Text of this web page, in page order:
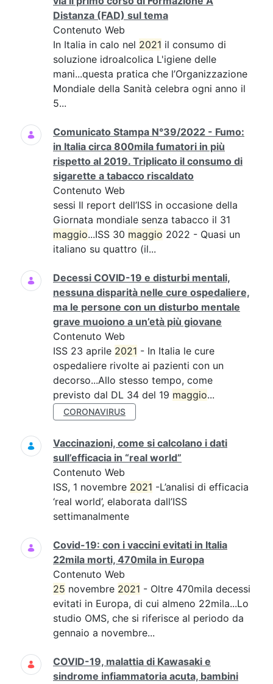
Distanza (FAD) sul tema
Contenuto Web
In Italia in calo nel 2021 il consumo di
soluzione idroalcolica L'igiene delle
mani...questa pratica che l’Organizzazione
Mondiale della Sanità celebra ogni anno il
5...
Comunicato Stampa N°39/2022 - Fumo:
in Italia circa 800mila fumatori in più
rispetto al 2019. Triplicato il consumo di
sigarette a tabacco riscaldato
Contenuto Web
sessi Il report dell’ISS in occasione della
Giornata mondiale senza tabacco il 31
maggio...ISS 30 maggio 2022 - Quasi un
italiano su quattro (il...
Decessi COVID-19 e disturbi mentali,
nessuna disparità nelle cure ospedaliere,
ma le persone con un disturbo mentale
grave muoiono a un’età più giovane
Contenuto Web
ISS 23 aprile 2021 - In Italia le cure
ospedaliere rivolte ai pazienti con un
decorso...Allo stesso tempo, come
previsto dal DL 34 del 19 maggio...
CORONAVIRUS
Vaccinazioni, come si calcolano i dati
sull’efficacia in “real world”
Contenuto Web
ISS, 1 novembre 2021 -L’analisi di efficacia
‘real world’, elaborata dall’ISS
settimanalmente
Covid-19: con i vaccini evitati in Italia
22mila morti, 470mila in Europa
Contenuto Web
25 novembre 2021 - Oltre 470mila decessi
evitati in Europa, di cui almeno 22mila...Lo
studio OMS, che si riferisce al periodo da
gennaio a novembre...
COVID-19, malattia di Kawasaki e
sindrome infiammatoria acuta, bambini